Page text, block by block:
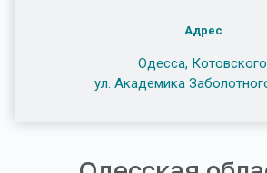
Адрес
Одесса,
ул. Академика